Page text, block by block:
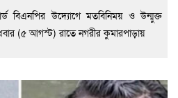
বিএনপির উদ্যোগে মতবিনিময় ও উন্মুক্ত
(৫ আগস্ট) রাতে নগরীর কুমারপাড়ায়